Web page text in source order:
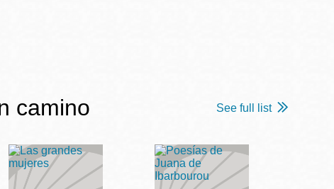
camino See full list